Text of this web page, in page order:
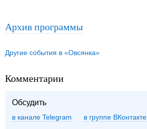
Архив программы
Другие события в «Овсянка»
Комментарии
Обсудить
в канале Telegram группе ВКонтакте